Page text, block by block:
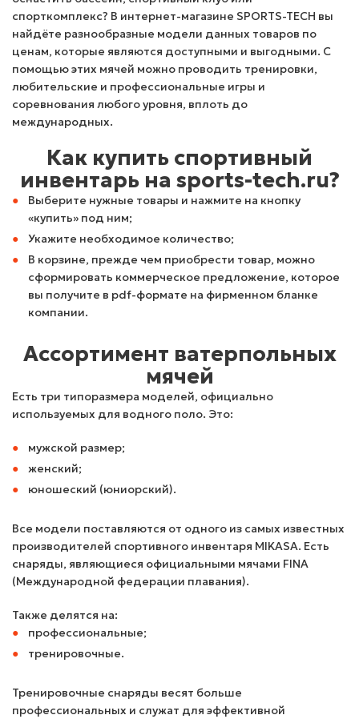
спорткомплекс? В интернет-магазине SPORTS-TECH вы
найдёте разнообразные модели данных товаров по
ценам, которые являются доступными и выгодными. С
помощью этих мячей можно проводить тренировки,
любительские и профессиональные игры и
соревнования любого уровня, вплоть до
международных.
Как купить спортивный
инвентарь на sports-tech.ru?
Выберите нужные товары и нажмите на кнопку
«купить» под ним;
Укажите необходимое количество;
В корзине, прежде чем приобрести товар, можно
сформировать коммерческое предложение, которое
вы получите в pdf-формате на фирменном бланке
компании.
Ассортимент ватерпольных
мячей
Есть три типоразмера моделей, официально
используемых для водного поло. Это:
мужской размер;
женский;
юношеский (юниорский).
Все модели поставляются от одного из самых известных
производителей спортивного инвентаря MIKASA. Есть
снаряды, являющиеся официальными мячами FINA
(Международной федерации плавания).
Также делятся на:
профессиональные;
тренировочные.
Тренировочные снаряды весят больше
профессиональных и служат для эффективной